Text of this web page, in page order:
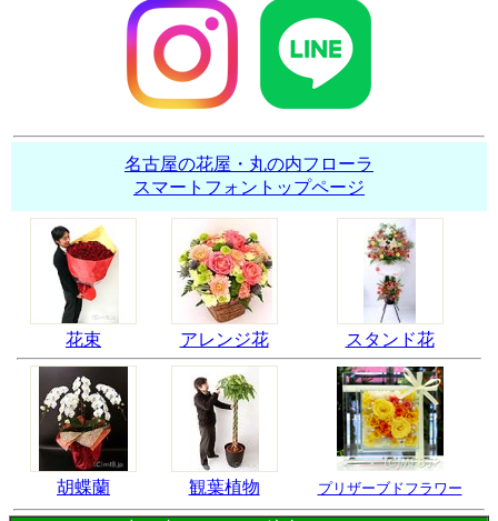
名古屋の花屋・丸の内フローラ
スマートフォントップページ
花束 アレンジ花 スタンド花
胡蝶蘭 観葉植物 プリザーブドフラワー